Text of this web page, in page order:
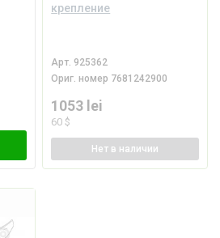
крепление
Арт. 925362
Ориг. номер 7681242900
1053 lei
60 $
Нет в наличии